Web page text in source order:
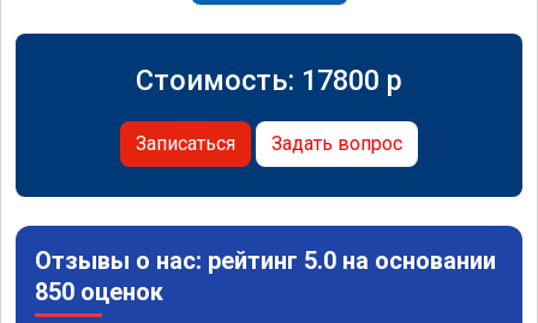
Стоимость: 17800 p
Записаться Задать вопрос
Отзывы о нас: рейтинг 5.0 на основании
850 оценок